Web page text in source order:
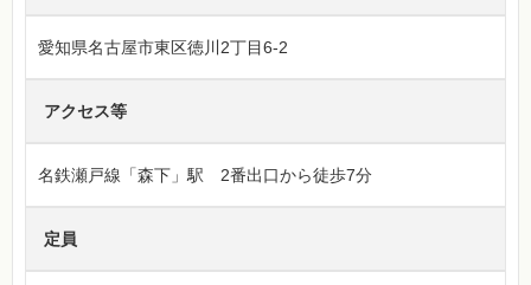
愛知県名古屋市東区徳川2丁目6-2
アクセス等
名鉄瀬戸線「森下」駅 2番出口から徒歩7分
定員